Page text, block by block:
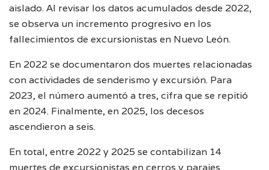
aislado. Al revisar los datos acumulados desde 2022,
se observa un incremento progresivo en los
fallecimientos de excursionistas en Nuevo León.
En 2022 se documentaron dos muertes relacionadas
con actividades de senderismo y excursión. Para
2023, el número aumentó a tres, cifra que se repitió
en 2024. Finalmente, en 2025, los decesos
ascendieron a seis.
En total, entre 2022 y 2025 se contabilizan 14